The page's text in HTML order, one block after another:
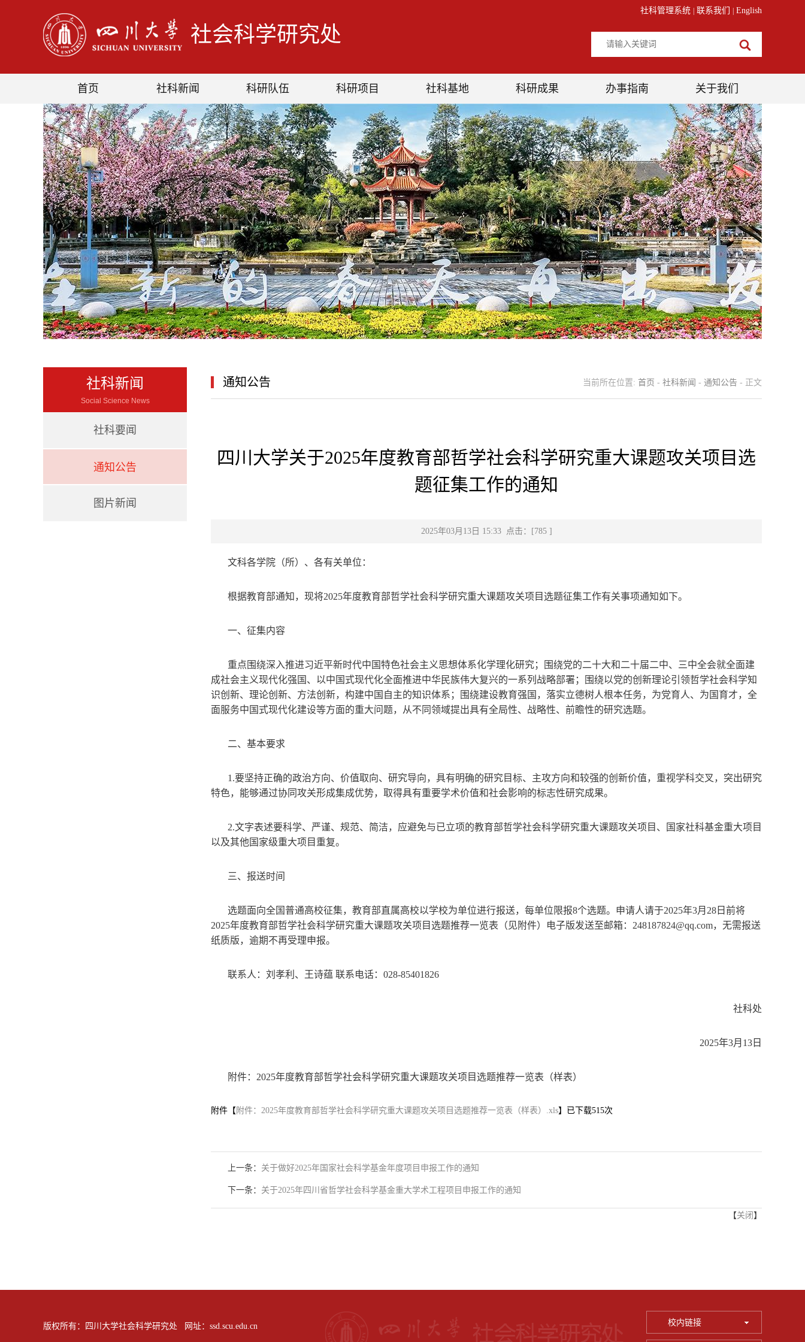
社会科学研究处
社科管理系统 联系我们 English
首页 社科新闻 科研队伍 科研项目 社科基地 科研成果 办事指南 关于我们
社科新闻
Social Science News
社科要闻
通知公告
图片新闻
通知公告 当前所在位置: 首页 - 社科新闻 - 通知公告 - 正文
四川大学关于2025年度教育部哲学社会科学研究重大课题攻关项目选
题征集工作的通知
2025年03月13日 15:33 点击：[785 ]
文科各学院（所）、各有关单位：
根据教育部通知，现将2025年度教育部哲学社会科学研究重大课题攻关项目选题征集工作有关事项通知如下。
一、征集内容
重点围绕深入推进习近平新时代中国特色社会主义思想体系化学理化研究；围绕党的二十大和二十届二中、三中全会就全面建
成社会主义现代化强国、以中国式现代化全面推进中华民族伟大复兴的一系列战略部署；围绕以党的创新理论引领哲学社会科学知
识创新、理论创新、方法创新，构建中国自主的知识体系；围绕建设教育强国，落实立德树人根本任务，为党育人、为国育才，全
面服务中国式现代化建设等方面的重大问题，从不同领域提出具有全局性、战略性、前瞻性的研究选题。
二、基本要求
1.要坚持正确的政治方向、价值取向、研究导向，具有明确的研究目标、主攻方向和较强的创新价值，重视学科交叉，突出研究
特色，能够通过协同攻关形成集成优势，取得具有重要学术价值和社会影响的标志性研究成果。
2.文字表述要科学、严谨、规范、简洁，应避免与已立项的教育部哲学社会科学研究重大课题攻关项目、国家社科基金重大项目
以及其他国家级重大项目重复。
三、报送时间
选题面向全国普通高校征集，教育部直属高校以学校为单位进行报送，每单位限报8个选题。申请人请于2025年3月28日前将
2025年度教育部哲学社会科学研究重大课题攻关项目选题推荐一览表（见附件）
电子版发送至邮箱：248187824@qq.com，无需报送
纸质版，逾期不再受理申报。
联系人：刘孝利、王诗蕴 联系电话：028-85401826
社科处
2025年3月13日
附件： 2025年度教育部哲学社会科学研究重大课题攻关项目选题推荐一览表（样表）
附件【 附件：2025年度教育部哲学社会科学研究重大课题攻关项目选题推荐一览表（样表）.xls】已下载515次
上一条： 关于做好2025年国家社会科学基金年度项目申报工作的通知
下一条： 关于2025年四川省哲学社会科学基金重大学术工程项目申报工作的通知
【关闭 】
版权所有：四川大学社会科学研究处 网址：ssd.scu.edu.cn 校内链接